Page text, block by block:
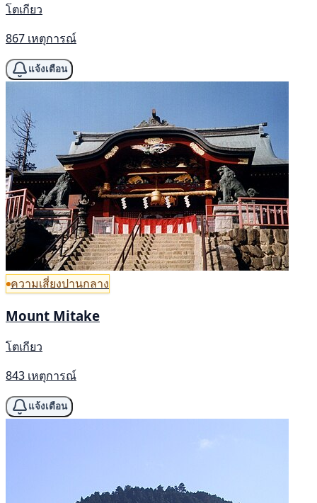
โตเกียว
867 เหตุการณ์
แจ้งเตือน
ความเสี่ยงปานกลาง
Mount Mitake
โตเกียว
843 เหตุการณ์
แจ้งเตือน